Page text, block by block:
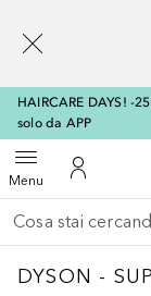
HAIRCARE DAYS! -
solo da APP
MenuApri menuAl Mio
Torna indietro
Esegui ricerca
DYSON -
DYSON -